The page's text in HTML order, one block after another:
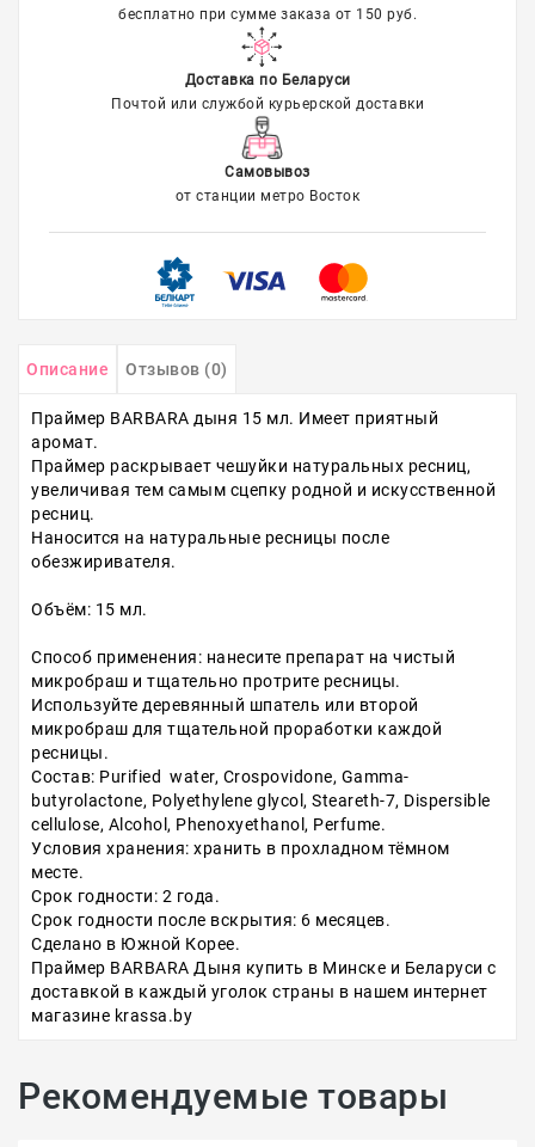
бесплатно при сумме заказа от 150 руб.
Доставка по Беларуси
Почтой или службой курьерской доставки
Самовывоз
от станции метро Восток
Описание Отзывов (0)
Праймер BARBARA дыня 15 мл. Имеет приятный
аромат.
Праймер раскрывает чешуйки натуральных ресниц,
увеличивая тем самым сцепку родной и искусственной
ресниц.
Наносится на натуральные ресницы после
обезжиривателя.
Объём: 15 мл.
Способ применения: нанесите препарат на чистый
микробраш и тщательно протрите ресницы.
Используйте деревянный шпатель или второй
микробраш для тщательной проработки каждой
ресницы.
Состав: Purified water, Crospovidone, Gamma-
butyrolactone, Polyethylene glycol, Steareth-7, Dispersible
cellulose, Alcohol, Phenoxyethanol, Perfume.
Условия хранения: хранить в прохладном тёмном
месте.
Срок годности: 2 года.
Срок годности после вскрытия: 6 месяцев.
Сделано в Южной Корее.
Праймер BARBARA Дыня купить в Минске и Беларуси с
доставкой в каждый уголок страны в нашем интернет
магазине krassa.by
Рекомендуемые товары